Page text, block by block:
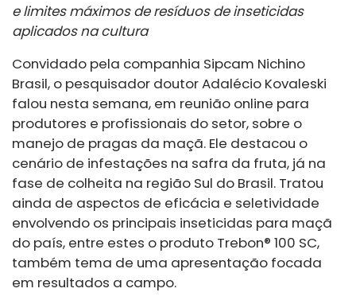
e limites máximos de resíduos de inseticidas
aplicados na cultura
Convidado pela companhia Sipcam Nichino
Brasil, o pesquisador doutor Adalécio Kovaleski
falou nesta semana, em reunião online para
produtores e profissionais do setor, sobre o
manejo de pragas da maçã. Ele destacou o
cenário de infestações na safra da fruta, já na
fase de colheita na região Sul do Brasil. Tratou
ainda de aspectos de eficácia e seletividade
envolvendo os principais inseticidas para maçã
do país, entre estes o produto Trebon® 100 SC,
também tema de uma apresentação focada
em resultados a campo.